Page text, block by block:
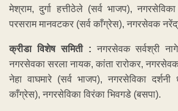
मेश्राम, दुर्गा हत्तीठेले (सर्व भाजप),
परसराम मानवटकर (सर्व काँग्रेस), नगरसेवक
क्रीडा विशेष समिती : नगरसेवक सर्वश्री
नगरसेवका सरला नायक, कांता रारोकर,
नेहा वाघमारे (सर्व भाजप), नगरसेविका दर्शनी
काँग्रेस), नगरसेविका विरंका भिवगडे (बसपा).